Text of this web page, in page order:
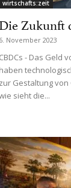
wirtschafts:zeit
Die Zukunft
6. November 2023
CBDCs - Das Geld
haben
zur Gestaltung
sieht die...